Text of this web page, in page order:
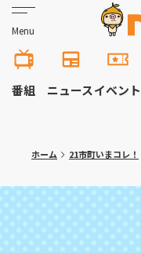
Menu
番組 ニュースイベント
ホーム 21市町いまコレ！